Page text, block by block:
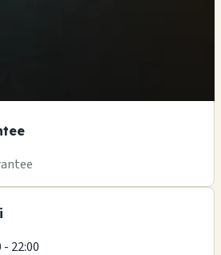
−
- 22:00